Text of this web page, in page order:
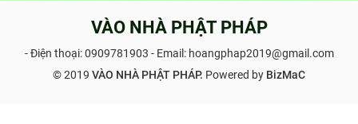
VÀO NHÀ PHẬT PHÁP
- Điện thoại:0909781903 - Email: hoangphap2019@gmail.com
© 2019 VÀO NHÀ PHẬT PHÁP. Powered by BizMaC